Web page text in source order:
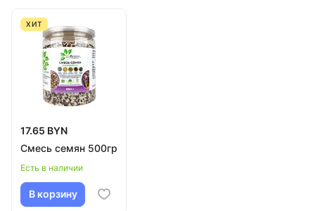
ХИТ
17.65 BYN
Смесь семян 500гр
Есть в наличии
В корзину